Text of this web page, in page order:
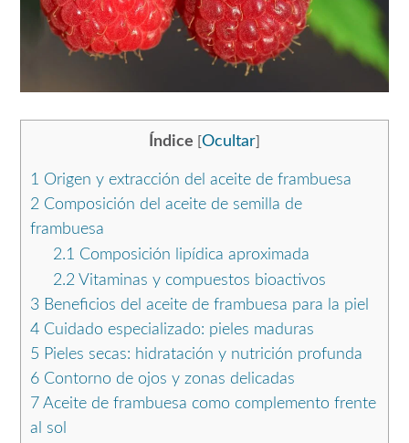
Índice Ocultar
1 Origen y extracción del aceite de frambuesa
2 Composición del aceite de semilla de
frambuesa
2.1 Composición lipídica aproximada
2.2Vitaminas y compuestos bioactivos
3 Beneficios del aceite de frambuesa para la piel
4 Cuidado especializado: pieles maduras
5 Pieles secas: hidratación y nutrición profunda
6 Contorno de ojos y zonas delicadas
7 Aceite de frambuesa como complemento frente
al sol